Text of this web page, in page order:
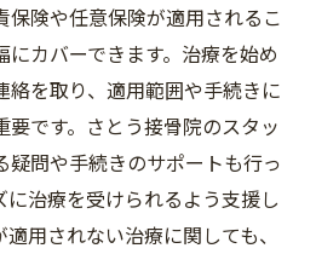
保険や任意保険が適用されるこ
にカバーできます。治療を始め
絡を取り、適用範囲や手続きに
です。さとう接骨院のスタッ
疑問や手続きのサポートも行っ
治療を受けられるよう支援し
用されない治療に関しても、